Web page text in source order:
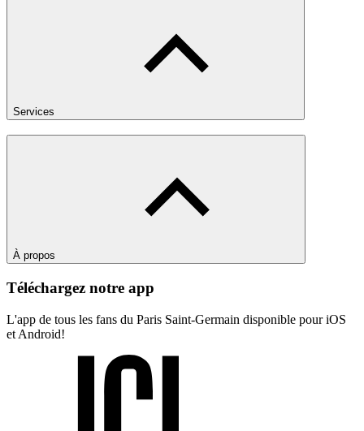
Services
À propos
Téléchargez notre app
L'app de tous les fans du Paris Saint-Germain disponible pour iOS
et Android!